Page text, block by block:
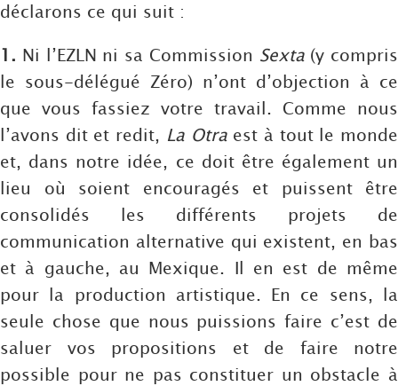
déclarons ce qui suit :
1. Ni l’EZLN ni sa Commission Sexta(y compris
le sous-délégué Zéro) n’ont d’objection à ce
que vous fassiez votre travail. Comme nous
l’avons dit et redit, La Otraest à tout le monde
et, dans notre idée, ce doit être également un
lieu où soient encouragés et puissent être
consolidés les différents projets de
communication alternative qui existent, en bas
et à gauche, au Mexique. Il en est de même
pour la production artistique. En ce sens, la
seule chose que nous puissions faire c’est de
saluer vos propositions et de faire notre
possible pour ne pas constituer un obstacle à